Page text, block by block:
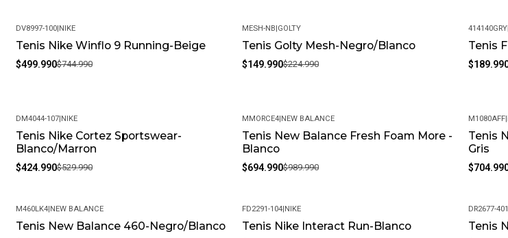
-33%
DV8997-100|NIKE
Tenis Nike Winflo 9 Running-Beige
$499.990$744.990
-33%
MESH-NB|GOLTY
Tenis Golty Mesh-Negro/Blanco
$149.990$224.990
-30%
414140GRY
Tenis
-20%
DM4044-107|NIKE
Tenis Nike Cortez Sportswear-
Blanco/Marron
$424.990$529.990
-30%
MMORCE4|NEW BALANCE
Tenis New Balance Fresh Foam More -
Blanco
$694.990$989.990
-25%
M1080AFF|
Tenis
Gris
M460LK4|NEW BALANCE
Tenis New Balance 460-Negro/Blanco -19%
FD2291-104|NIKE
Tenis Nike Interact Run-Blanco -30%
DR2677-401
Tenis